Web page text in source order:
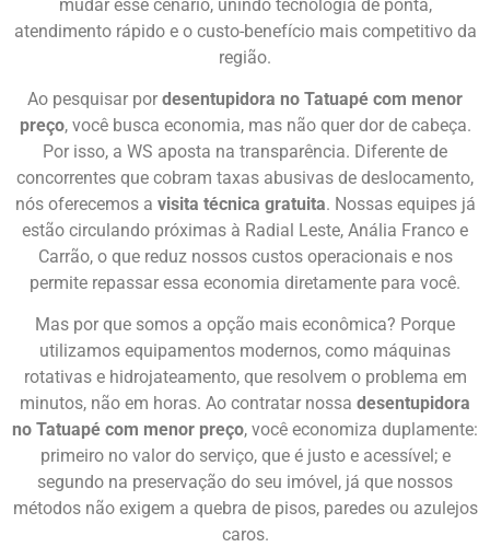
mudar esse cenário, unindo tecnologia de ponta,
atendimento rápido e o custo-benefício mais competitivo da
região.
Ao pesquisar por desentupidora no Tatuapé com menor
preço, você busca economia, mas não quer dor de cabeça.
Por isso, a WS aposta na transparência. Diferente de
concorrentes que cobram taxas abusivas de deslocamento,
nós oferecemos a visita técnica gratuita. Nossas equipes já
estão circulando próximas à Radial Leste, Anália Franco e
Carrão, o que reduz nossos custos operacionais e nos
permite repassar essa economia diretamente para você.
Mas por que somos a opção mais econômica? Porque
utilizamos equipamentos modernos, como máquinas
rotativas e hidrojateamento, que resolvem o problema em
minutos, não em horas. Ao contratar nossa desentupidora
no Tatuapé com menor preço, você economiza duplamente:
primeiro no valor do serviço, que é justo e acessível; e
segundo na preservação do seu imóvel, já que nossos
métodos não exigem a quebra de pisos, paredes ou azulejos
caros.